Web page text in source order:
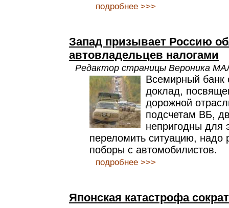
подробнее >>>
Запад призывает Россию
автовладельцев налогами
Редактор страницы Вероника
Всемирный банк
доклад,
дорожной
подсчетам ВБ,
непригодны для
переломить ситуацию, надо
поборы с автомобилистов.
подробнее >>>
Японская катастрофа